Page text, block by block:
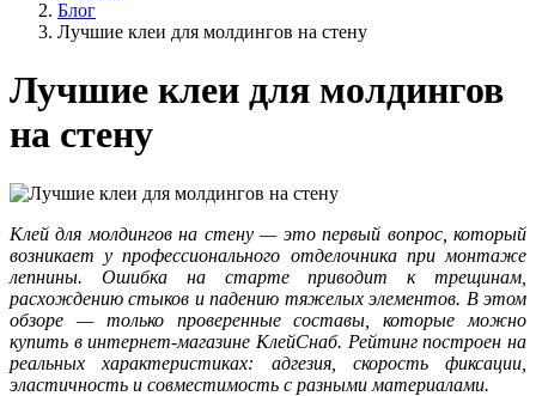
Блог
Лучшие клеи для молдингов на стену
Лучшие клеи для молдингов
на стену
Клей для молдингов на стену — это первый вопрос, который
возникает у профессионального отделочника при монтаже
лепнины. Ошибка на старте приводит к трещинам,
расхождению стыков и падению тяжелых элементов. В этом
обзоре — только проверенные составы, которые можно
купить в интернет-магазине КлейСнаб. Рейтинг построен на
реальных характеристиках: адгезия, скорость фиксации,
эластичность и совместимость с разными материалами.